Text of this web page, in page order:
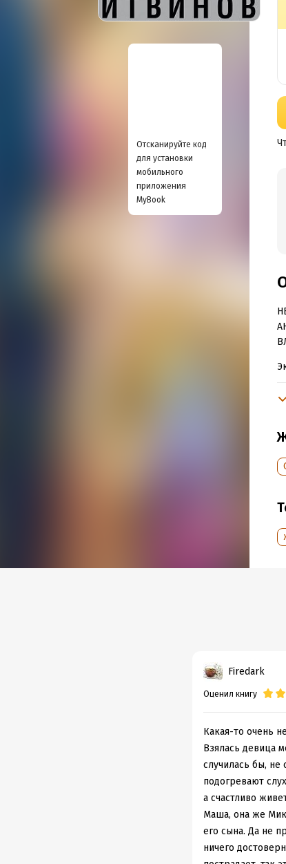
Отсканируйте код
для установки
мобильного
приложения
MyBook
Firedark
Оценил книгу
Какая-то очень
Взялась девица
случилась бы, не
подогревают
а счастливо
Маша, она же
его сына. Да не
ничего